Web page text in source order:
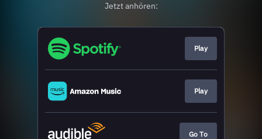
Jetzt anhören:
Play
Play
Go To